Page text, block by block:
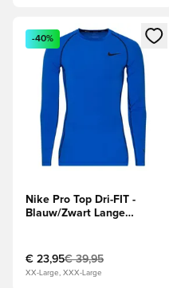
Opent een venster om in
-40%
Nike Pro Top Dri-FIT -
Blauw/Zwart Lange
€ 23,95€ 39,95
XX-Large, XXX-Large